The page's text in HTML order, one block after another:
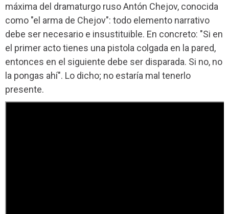
máxima del dramaturgo ruso Antón Chejov, conocida
como "el arma de Chejov": todo elemento narrativo
debe ser necesario e insustituible. En concreto: "Si en
el primer acto tienes una pistola colgada en la pared,
entonces en el siguiente debe ser disparada. Si no, no
la pongas ahí". Lo dicho; no estaría mal tenerlo
presente.